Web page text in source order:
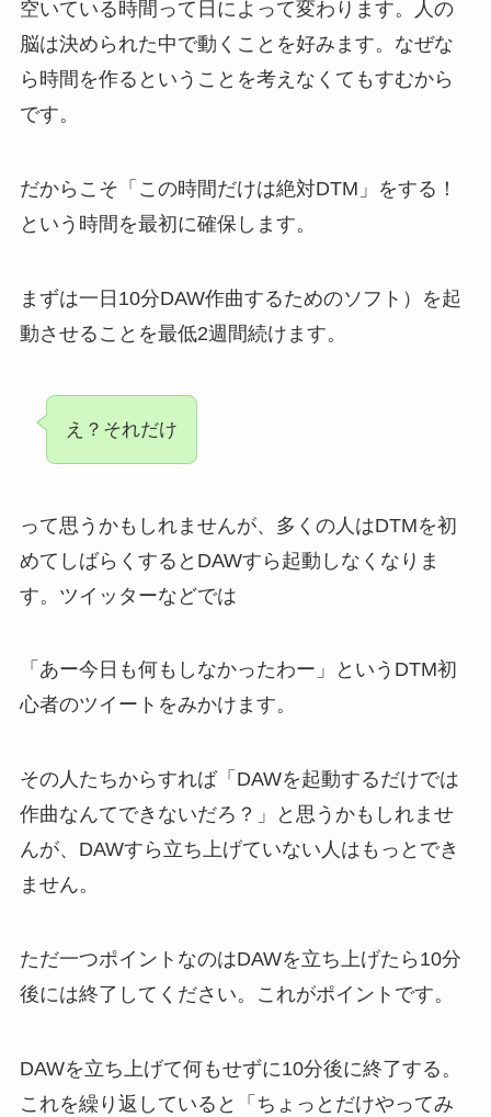
空いている時間って日によって変わります。人の
脳は決められた中で動くことを好みます。なぜな
ら時間を作るということを考えなくてもすむから
です。
だからこそ「この時間だけは絶対DTM」をする！
という時間を最初に確保します。
まずは一日10分DAW作曲するためのソフト）を起
動させることを最低2週間続けます。
え？それだけ
って思うかもしれませんが、多くの人はDTMを初
めてしばらくするとDAWすら起動しなくなりま
す。ツイッターなどでは
「あー今日も何もしなかったわー」というDTM初
心者のツイートをみかけます。
その人たちからすれば「DAWを起動するだけでは
作曲なんてできないだろ？」と思うかもしれませ
んが、DAWすら立ち上げていない人はもっとでき
ません。
ただ一つポイントなのはDAWを立ち上げたら10分
後には終了してください。これがポイントです。
DAWを立ち上げて何もせずに10分後に終了する。
これを繰り返していると「ちょっとだけやってみ